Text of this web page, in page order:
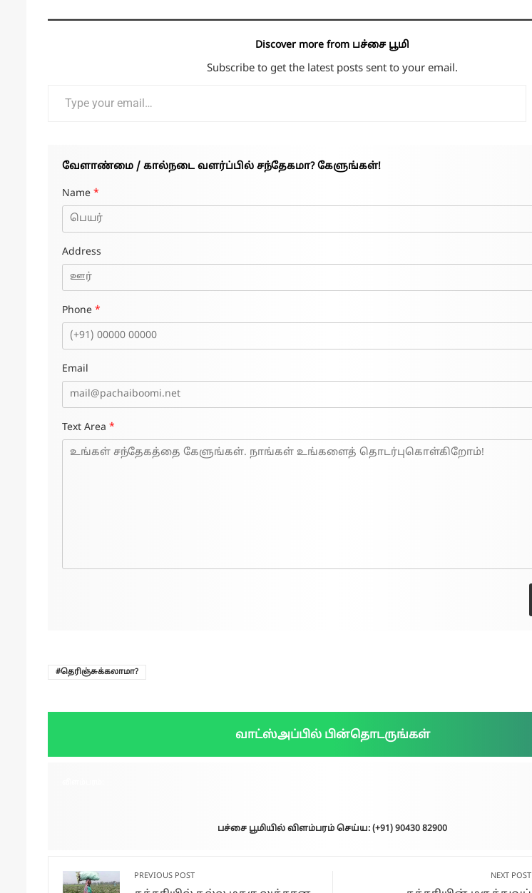
Discover more from பச்சை பூமி
Subscribe to get the latest posts sent to your email.
வேளாண்மை / கால்நடை வளர்ப்பில் சந்தேகமா? கேளுங்கள்!
Name *
Address
Phone *
Email
Text Area *
தெரிஞ்சுக்கலாமா?
வாட்ஸ்அப்பில் பின்தொடருங்கள்
பச்சை பூமியில் விளம்பரம் செய்ய: (+91) 90430 82900
PREVIOUS POST NEXT POST